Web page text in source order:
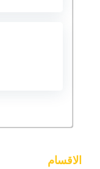
الاقسام